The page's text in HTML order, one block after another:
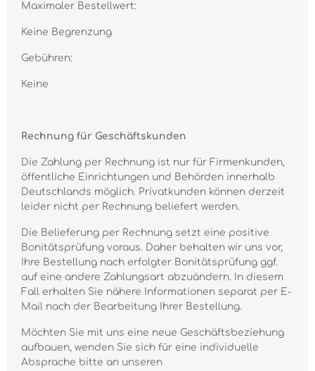
Maximaler Bestellwert:
Keine Begrenzung
Gebühren:
Keine
Rechnung für Geschäftskunden
Die Zahlung per Rechnung ist nur für Firmenkunden,
öffentliche Einrichtungen und Behörden innerhalb
Deutschlands möglich. Privatkunden können derzeit
leider nicht per Rechnung beliefert werden.
Die Belieferung per Rechnung setzt eine positive
Bonitätsprüfung voraus. Daher behalten wir uns vor,
Ihre Bestellung nach erfolgter Bonitätsprüfung ggf.
auf eine andere Zahlungsart abzuändern. In diesem
Fall erhalten Sie nähere Informationen separat per E-
Mail nach der Bearbeitung Ihrer Bestellung.
Möchten Sie mit uns eine neue Geschäftsbeziehung
aufbauen, wenden Sie sich für eine individuelle
Absprache bitte an unseren